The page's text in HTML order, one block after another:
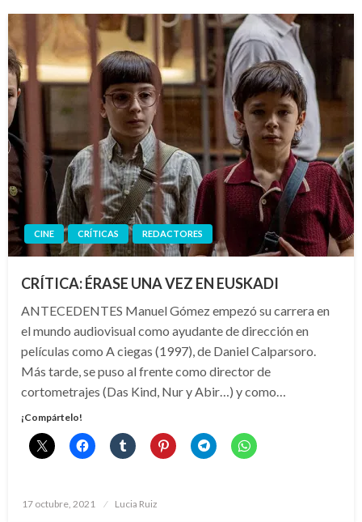
CINE CRÍTICAS REDACTORES
CRÍTICA: ÉRASE UNA VEZ EN EUSKADI
ANTECEDENTES Manuel Gómez empezó su carrera en
el mundo audiovisual como ayudante de dirección en
películas como A ciegas (1997), de Daniel Calparsoro.
Más tarde, se puso al frente como director de
cortometrajes (Das Kind, Nur y Abir…) y como…
¡Compártelo!
Publicado
17 octubre, 2021 Lucia Ruiz